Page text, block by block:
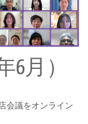
6月）
会議をオンライン